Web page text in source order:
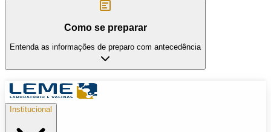
Como se preparar
Entenda as informações de preparo com antecedência
Institucional